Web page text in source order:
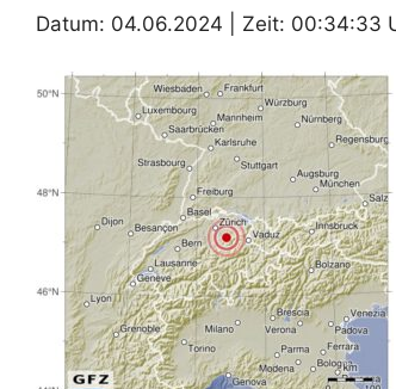
Datum: 04.06.2024 | Zeit: 00:34:33